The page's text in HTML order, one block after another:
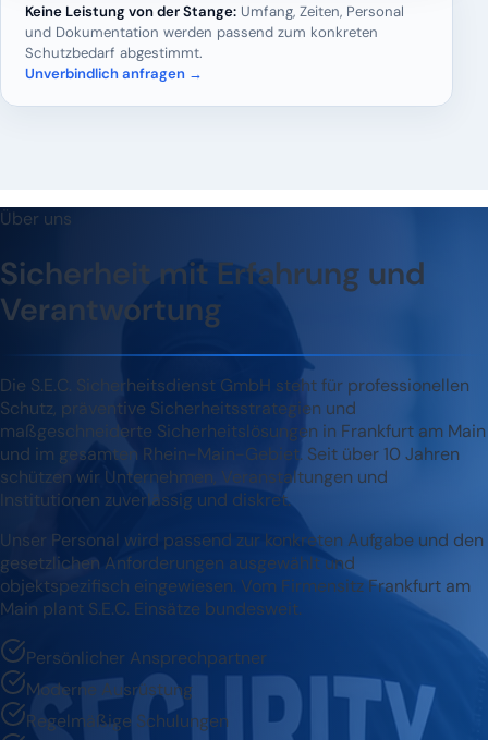
Keine Leistung von der Stange: Umfang, Zeiten, Personal
und Dokumentation werden passend zum konkreten
Schutzbedarf abgestimmt.
Unverbindlich anfragen →
Über uns
Sicherheit mit Erfahrung und
Verantwortung
Die S.E.C. Sicherheitsdienst GmbH steht für professionellen
Schutz, präventive Sicherheitsstrategien und
maßgeschneiderte Sicherheitslösungen in Frankfurt am Main
und im gesamten Rhein-Main-Gebiet. Seit über 10 Jahren
schützen wir Unternehmen, Veranstaltungen und
Institutionen zuverlässig und diskret.
Unser Personal wird passend zur konkreten Aufgabe und den
gesetzlichen Anforderungen ausgewählt und
objektspezifisch eingewiesen. Vom Firmensitz Frankfurt am
Main plant S.E.C. Einsätze bundesweit.
Persönlicher Ansprechpartner
Moderne Ausrüstung
Regelmäßige Schulungen